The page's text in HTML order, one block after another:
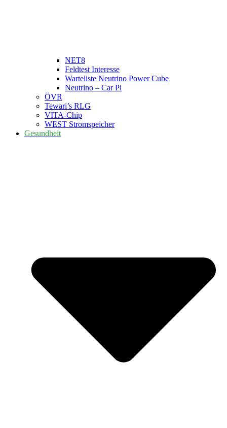
NET8
Feldtest Interesse
Warteliste Neutrino Power Cube
Neutrino – Car Pi
ÖVR
Tewari’s RLG
VITA-Chip
WEST Stromspeicher
Gesundheit